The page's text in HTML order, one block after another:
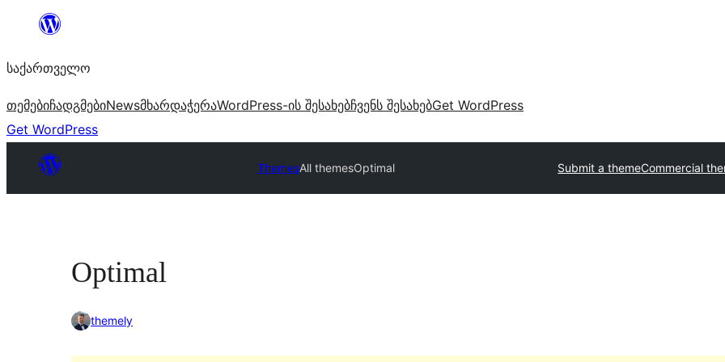
შიგთავსზე
საქართველო
თემებიჩადგმებიNewsმხარდაჭერაWordPress-ის შესახებჩვენს შესახებGet WordPress
Get WordPress
ThemesAll themesOptimal Submit a themeCommercial
Optimal
themely